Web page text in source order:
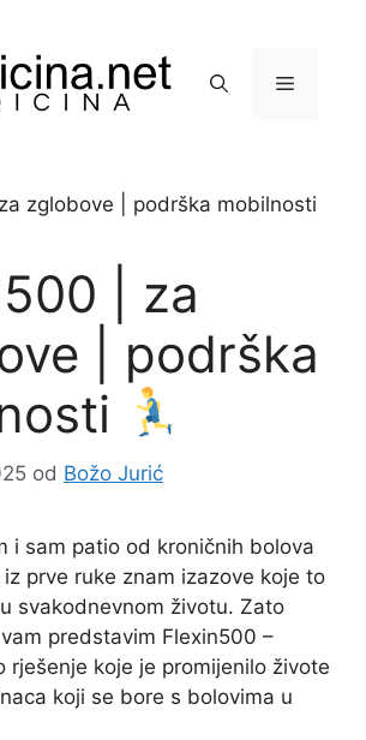
Izbornik
| za
| podrška
od Božo Jurić
i sam patio od kroničnih bolova
prve ruke znam izazove koje to
svakodnevnom životu. Zato
predstavim Flexin500 –
rješenje koje je promijenilo živote
koji se bore s bolovima u